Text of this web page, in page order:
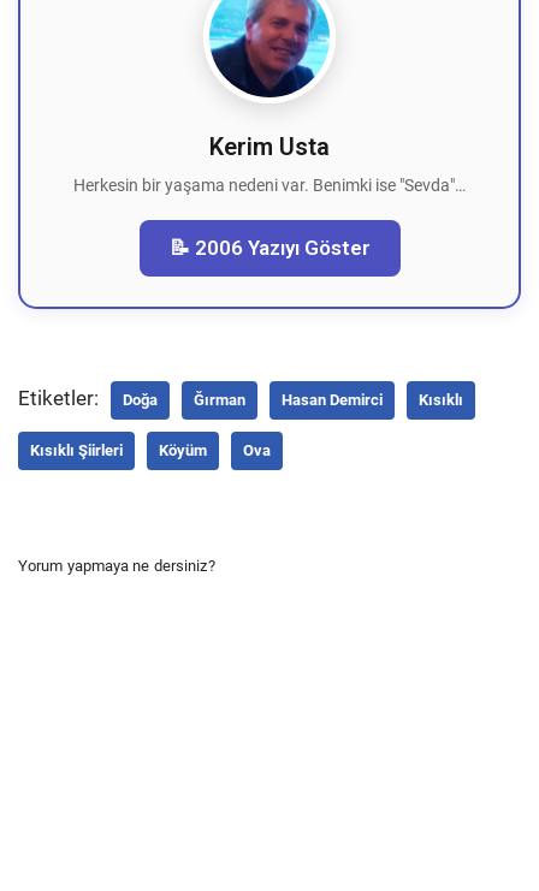
Kerim Usta
Herkesin bir yaşama nedeni var. Benimki ise "Sevda"…
📝 2006 Yazıyı Göster
Etiketler: Doğa Ğırman Hasan Demirci Kısıklı
Kısıklı Şiirleri Köyüm Ova
Yorum yapmaya ne dersiniz?